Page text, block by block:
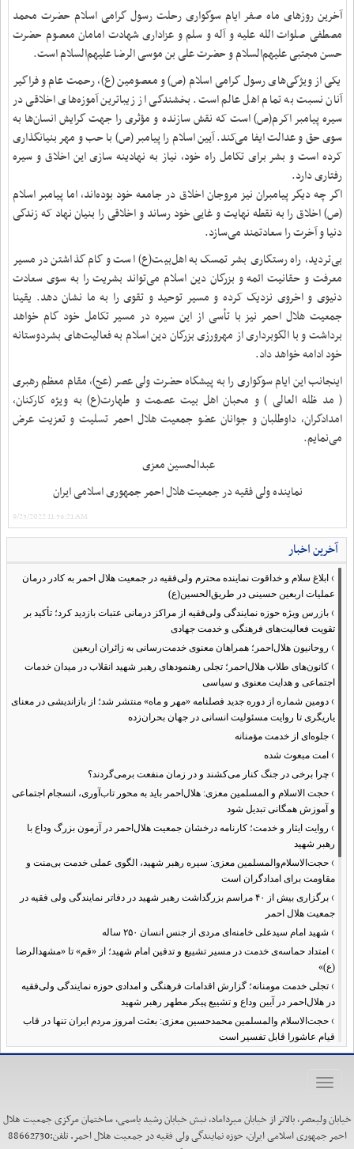
آخرین روزهای ماه صفر ایام سوگواری رحلت رسول گرامی اسلام حضرت محمد
مصطفی صلوات الله علیه و آله و سلم و عزاداری شهادت امامان معصوم حضرت
حسن مجتبی علیهم‌السلام و حضرت علی بن موسی الرضا علیهم‌السلام است.
یکی از ویژگی‌های رسول گرامی اسلام (ص) و معصومین (ع)، رحمت عام و فراگیر
آنان نسبت به تمام اهل عالم است. بخشندگی از زیباترین آموزه‌های اخلاقی در
سیره پیامبر اکرم(ص) است که نقش سازنده و مؤثری را جهت گرایش انسان‌ها به
سوی حق و عدالت ایفا می‌کند. آیین اسلام را پیامبر (ص) با حب و مهر بنیانگذاری
کرده است و بشر برای تکامل راه خود، نیاز به نهادینه‌ سازی این اخلاق و سیره
رفتاری دارد.
اگر چه دیگر پیامبران نیز مروجان اخلاق در جامعه خود بوده‌اند، اما پیامبر اسلام
(ص) اخلاق را به نقطه نهایت و غایی خود رساند و اخلاقی را بنیان نهاد که زندگی
دنیا و آخرت را سعادتمند می‌سازد.
بی‌تردید، راه رستگاری بشر تمسک به اهل‌بیت(ع) است و گام گذاشتن در مسیر
معرفت و حقانیت ائمه و بزرگان دین اسلام می‌تواند بشریت را به سوی سعادت
دنیوی و اخروی نزدیک کرده و مسیر توحید و تقوی را به ما نشان دهد. یقینا
جمعیت هلال احمر نیز با تأسی از این سیره در مسیر تکامل خود گام خواهد
برداشت و با الگوبرداری از مهرورزی بزرگان دین اسلام به فعالیت‌های بشردوستانه
خود ادامه خواهد داد.
اینجانب این ایام سوگواری را به پیشگاه حضرت ولی عصر (عج)، مقام معظم رهبری
( مد ظله العالی ) و محبان اهل بیت عصمت و طهارت(ع) به ویژه کارکنان،
امدادگران، داوطلبان و جوانان عضو جمعیت هلال احمر تسلیت و تعزیت عرض
می‌نمایم.
عبدالحسین معزی
نماینده ولی فقیه در جمعیت هلال احمر جمهوری اسلامی ایران
9/25/2022 11:56:21 AM
آخرین اخبار
› ابلاغ سلام و خداقوت نماینده محترم ولی‌فقیه در جمعیت هلال احمر به کادر درمان
عملیات اربعین حسینی در طریق‌الحسین(ع)
› بازرس ویژه حوزه نمایندگی ولی‌فقیه از مراکز درمانی عتبات بازدید کرد؛ تأکید بر
تقویت فعالیت‌های فرهنگی و خدمت جهادی
› روحانیون هلال‌احمر؛ همراهان معنوی خدمت‌رسانی به زائران اربعین
› کانون‌های طلاب هلال‌احمر؛ تجلی رهنمودهای رهبر شهید انقلاب در میدان خدمات
اجتماعی و هدایت معنوی و سیاسی
› دومین شماره از دوره جدید فصلنامه «مهر و ماه» منتشر شد؛ از بازاندیشی در معنای
یاریگری تا روایت مسئولیت انسانی در جهان بحران‌زده
› جلوه‌ای از خدمت مؤمنانه
› امت مبعوث شده
› چرا برخی در جنگ کنار می‌کشند و در زمان منفعت برمی‌گردند؟
› حجت الاسلام و المسلمین معزی: هلال‌احمر باید به محور تاب‌آوری، انسجام اجتماعی
و آموزش همگانی تبدیل شود
› روایت ایثار و خدمت؛ کارنامه درخشان جمعیت هلال‌احمر در آزمون بزرگ وداع با
رهبر شهید
› حجت‌الاسلام‌والمسلمین معزی: سیره رهبر شهید، الگوی عملی خدمت بی‌منت و
مقاومت برای امدادگران است
›
برگزاری بیش از ۴۰ مراسم بزرگداشت رهبر شهید در دفاتر نمایندگی ولی فقیه در
جمعیت هلال احمر
› شهید امام سیدعلی خامنه‌ای مردی از جنس انسان ۲۵۰ ساله
› امتداد حماسه‌ی خدمت در مسیر تشییع و تدفین امام شهید؛ از «قم» تا «مشهدالرضا
(ع)»
› تجلی خدمت مومنانه؛ گزارش اقدامات فرهنگی و امدادی حوزه نمایندگی ولی‌فقیه
در هلال‌احمر در آیین وداع و تشییع پیکر مطهر رهبر شهید
› حجت‌الاسلام والمسلمین محمدحسین معزی: بعثت امروز مردم ایران تنها در قاب
قیام عاشورا قابل تفسیر است
›آمادگی همه‌جانبه معاونت فرهنگی حوزه نمایندگی ولی‌فقیه هلال‌احمر برای
›طنین نوای حسینی در ساختمان صلح؛ ویژه‌برنامه‌های عزاداری دهه اول محرم در
› نماینده ولی‌فقیه در هلال‌احمر: حراست اثرگذار، پشتوانه سرمایه اجتماعی است /
هدف حکومت اسلامی، ساخت جامعه‌ای برای «خلیفه‌الله» شدن انسان‌هاست
Toggle
خیابان ولیعصر، بالاتر از خیابان میرداماد، نبش خیابان رشید یاسمی، ساختمان مرکزی جمعیت هلال
احمر جمهوری اسلامی ایران، حوزه نمایندگی ولی فقیه در جمعیت هلال احمر. تلفن:88662730